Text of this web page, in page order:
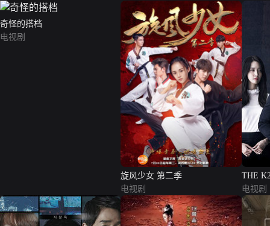
奇怪的搭档
电视剧
旋风少女 第二季
电视剧
THE
电视剧